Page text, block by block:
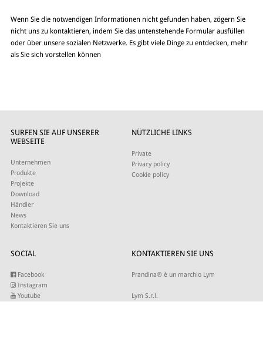
Wenn Sie die notwendigen Informationen nicht gefunden haben, zögern Sie
nicht uns zu kontaktieren, indem Sie das untenstehende Formular ausfüllen
oder über unsere sozialen Netzwerke. Es gibt viele Dinge zu entdecken, mehr
als Sie sich vorstellen können
SURFEN SIE AUF UNSERER
WEBSEITE
Unternehmen
Produkte
Projekte
Download
Händler
News
Kontaktieren Sie uns
NÜTZLICHE LINKS
Private
Privacy policy
Cookie policy
SOCIAL
Facebook
Instagram
Youtube
KONTAKTIEREN SIE UNS
Prandina® è un marchio Lym
Lym S.r.l.